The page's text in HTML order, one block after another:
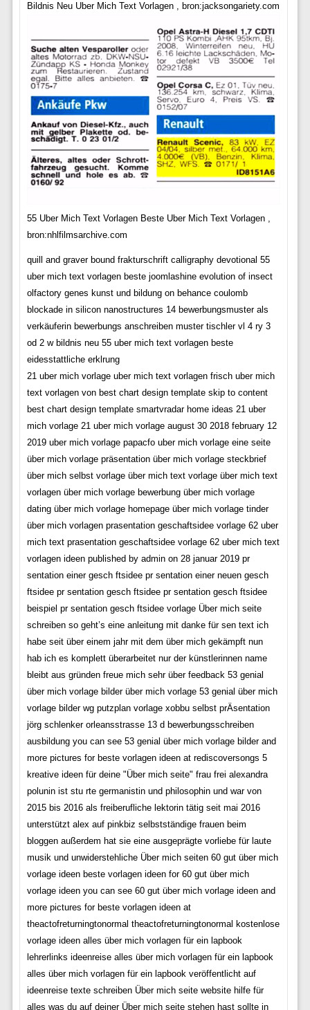
Bildnis Neu Uber Mich Text Vorlagen , bron:jacksongariety.com
55 Uber Mich Text Vorlagen Beste Uber Mich Text Vorlagen ,
bron:nhlfilmsarchive.com
quill and graver bound frakturschrift calligraphy devotional 55
uber mich text vorlagen beste joomlashine evolution of insect
olfactory genes kunst und bildung on behance coulomb
blockade in silicon nanostructures 14 bewerbungsmuster als
verkäuferin bewerbungs anschreiben muster tischler vl 4 ry 3
od 2 w bildnis neu 55 uber mich text vorlagen beste
eidesstattliche erklrung
21 uber mich vorlage uber mich text vorlagen frisch uber mich
text vorlagen von best chart design template skip to content
best chart design template smartvradar home ideas 21 uber
mich vorlage 21 uber mich vorlage august 30 2018 february 12
2019 uber mich vorlage papacfo uber mich vorlage eine seite
über mich vorlage präsentation über mich vorlage steckbrief
über mich selbst vorlage über mich text vorlage über mich text
vorlagen über mich vorlage bewerbung über mich vorlage
dating über mich vorlage homepage über mich vorlage tinder
über mich vorlagen prasentation geschaftsidee vorlage 62 uber
mich text prasentation geschaftsidee vorlage 62 uber mich text
vorlagen ideen published by admin on 28 januar 2019 pr
sentation einer gesch ftsidee pr sentation einer neuen gesch
ftsidee pr sentation gesch ftsidee pr sentation gesch ftsidee
beispiel pr sentation gesch ftsidee vorlage Über mich seite
schreiben so geht’s eine anleitung mit danke für sen text ich
habe seit über einem jahr mit dem über mich gekämpft nun
hab ich es komplett überarbeitet nur der künstlerinnen name
bleibt aus gründen freue mich sehr über feedback 53 genial
über mich vorlage bilder über mich vorlage 53 genial über mich
vorlage bilder wg putzplan vorlage xobbu selbst prÄsentation
jörg schlenker orleansstrasse 13 d bewerbungsschreiben
ausbildung you can see 53 genial über mich vorlage bilder and
more pictures for beste vorlagen ideen at rediscoversongs 5
kreative ideen für deine "Über mich seite" frau frei alexandra
polunin ist stu rte germanistin und philosophin und war von
2015 bis 2016 als freiberufliche lektorin tätig seit mai 2016
unterstützt alex auf pinkbiz selbstständige frauen beim
bloggen außerdem hat sie eine ausgeprägte vorliebe für laute
musik und unwiderstehliche Über mich seiten 60 gut über mich
vorlage ideen beste vorlagen ideen for 60 gut über mich
vorlage ideen you can see 60 gut über mich vorlage ideen and
more pictures for beste vorlagen ideen at
theactofreturningtonormal theactofreturningtonormal kostenlose
vorlage ideen alles über mich vorlagen für ein lapbook
lehrerlinks ideenreise alles über mich vorlagen für ein lapbook
alles über mich vorlagen für ein lapbook veröffentlicht auf
ideenreise texte schreiben Über mich seite website hilfe für
alles was du auf deiner Über mich seite stehen hast sollte in